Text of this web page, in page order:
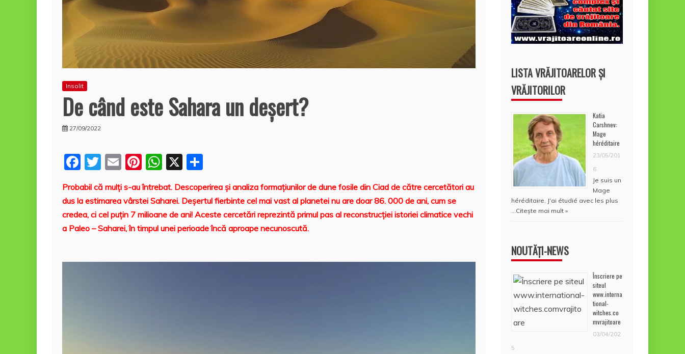
Insolit
De când este Sahara un deşert?
27/09/2022
F
a
c
e
b
o
T
w
itt
er
E
m
ai
l
Pi
nt
er
e
st
W
at
s
A
p
X
a
rt
aj
e
z
Probabil că mulţi s-au întrebat. Descoperirea şi analiza formaţiunilor de dune fosile din Ciad de către cercetători au
dus la estimarea vârstei Saharei. Deşertul fierbinte cel mai vast al planetei nu are doar 86. 000 de ani, cum se
credea, ci cel puţin 7 milioane de ani! Aceste cercetări reprezintă primul pas al reconstrucţiei istoriei climatice vechi
a Paleo – Saharei, în timpul unei perioade încă aproape necunoscută.
LISTA VRĂJITOARELOR ȘI
VRĂJITORILOR
Katia
Carshnev:
Mage
héréditaire
23/05/201
6
Je suis un
Mage
héréditaire. J'ai étudié avec les plus
Citește mai mult »
NOUTĂȚI-NEWS
Înscriere pe
siteul
www.interna
tional-
witches.co
mvrajitoare
03/04/202
5